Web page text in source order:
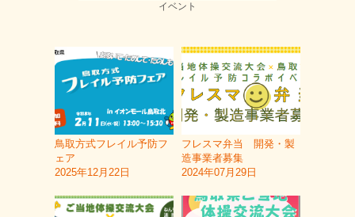
イベント
鳥取方式フレイル予防フ
ェア
2025年12月22日
フレスマ弁当 開発・製
造事業者募集
2024年07月29日